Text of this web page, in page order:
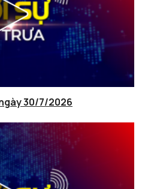
30/7/2026